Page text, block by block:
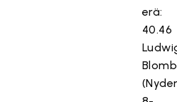
erä:
40.46